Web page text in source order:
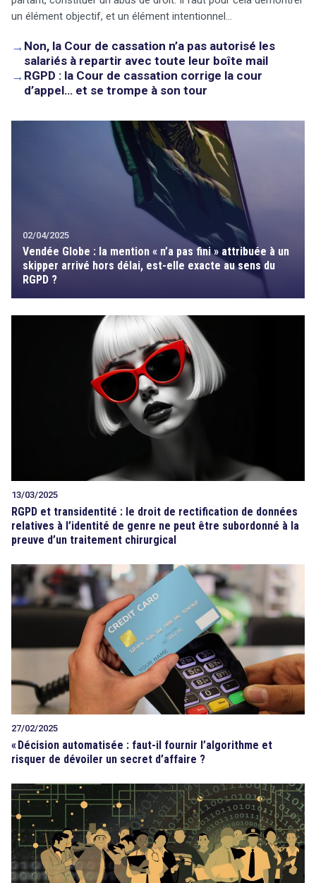
un élément objectif, et un élément intentionnel…
→ Non, la Cour de cassation n’a pas autorisé les
salariés à repartir avec toute leur boîte mail
→ RGPD : la Cour de cassation corrige la cour
d’appel… et se trompe à son tour
02/04/2025
Vendée Globe : la mention « n’a pas fini » attribuée à un
skipper arrivé hors délai, est-elle exacte au sens du
RGPD ?
13/03/2025
RGPD et transidentité : le droit de rectification de données
relatives à l’identité de genre ne peut être subordonné à la
preuve d’un traitement chirurgical
27/02/2025
«Décision automatisée : faut-il fournir l’algorithme et
risquer de dévoiler un secret d’affaire ?